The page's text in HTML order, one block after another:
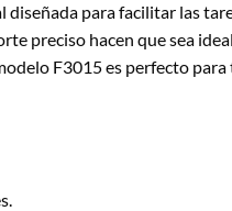
para facilitar las
preciso hacen que sea
F3015 es perfecto